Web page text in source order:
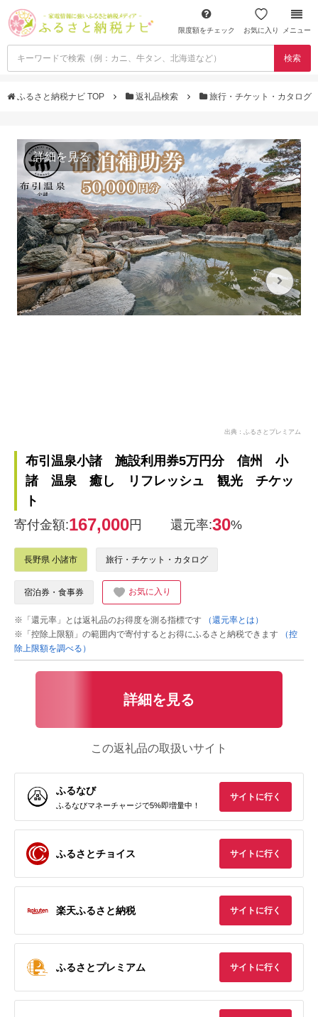
限度額をチェック お気に入り メニュー
検索
ふるさと納税ナビ TOP 返礼品検索 旅行・チケット・カタログ
詳細を見る
出典：ふるさとプレミアム
布引温泉小諸 施設利用券5万円分 信州 小
諸 温泉 癒し リフレッシュ 観光 チケッ
ト
寄付金額:167,000円 還元率:30%
長野県 小諸市 旅行・チケット・カタログ
宿泊券・食事券 お気に入り
※「還元率」とは返礼品のお得度を測る指標です
（還元率とは）
※「控除上限額」の範囲内で寄付するとお得にふるさと納税できます
（控
除上限額を調べる）
詳細を見る
この返礼品の取扱いサイト
ふるなび
ふるなびマネーチャージで5%即増量中！
サイトに行く
ふるさとチョイス サイトに行く
楽天ふるさと納税 サイトに行く
ふるさとプレミアム サイトに行く